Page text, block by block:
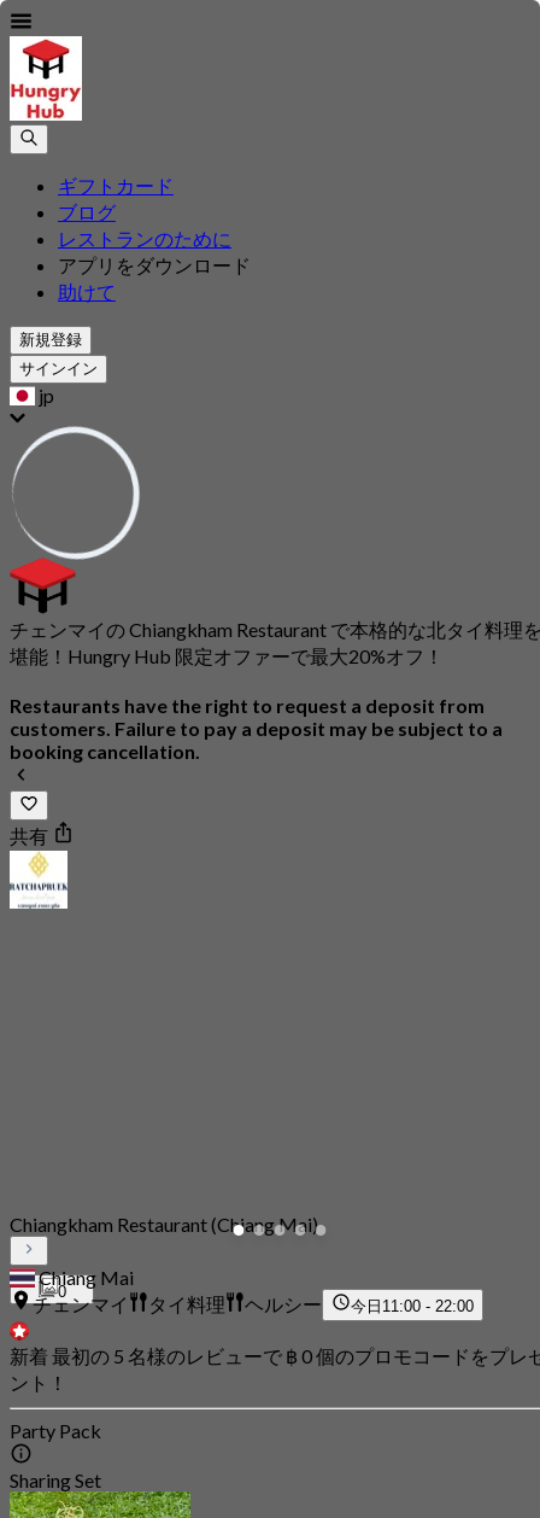
ギフトカード
ブログ
レストランのために
アプリをダウンロード
助けて
新規登録
サインイン
jp
チェンマイの Chiangkham Restaurant で本格的な北タイ料理
堪能！Hungry Hub 限定オファーで最大20%オフ！
Restaurants have the right to request a deposit from
customers. Failure to pay a deposit may be subject to a
booking cancellation.
共有
0
Chiangkham Restaurant (Chiang Mai)
Chiang Mai
チェンマイ
タイ料理 ヘルシー 今日 11:00 - 22:00
新着 最初の 5 名様のレビューで ฿ 0 個のプロモコードをプレ
ント！
Party Pack
Sharing Set